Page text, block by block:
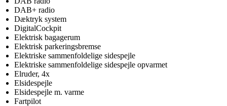
DAB+ radio
Dæktryk system
DigitalCockpit
Elektrisk bagagerum
Elektrisk parkeringsbremse
Elektriske sammenfoldelige sidespejle
Elektriske sammenfoldelige sidespejle opvarmet
Elruder, 4x
Elsidespejle
Elsidespejle m. varme
Fartpilot